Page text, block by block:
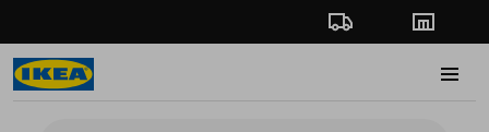
Проследяване на